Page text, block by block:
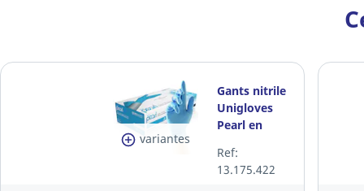
variantes
Gants nitrile
Unigloves
Pearl en
M, boîte de
100 pièces
Ref:
13.175.422